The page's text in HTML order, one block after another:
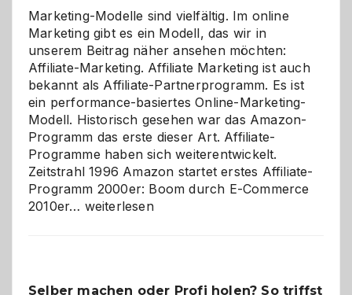
Marketing-Modelle sind vielfältig. Im online
Marketing gibt es ein Modell, das wir in
unserem Beitrag näher ansehen möchten:
Affiliate-Marketing. Affiliate Marketing ist auch
bekannt als Affiliate-Partnerprogramm. Es ist
ein performance-basiertes Online-Marketing-
Modell. Historisch gesehen war das Amazon-
Programm das erste dieser Art. Affiliate-
Programme haben sich weiterentwickelt.
Zeitstrahl 1996 Amazon startet erstes Affiliate-
Programm 2000er: Boom durch E-Commerce
2010er… Affiliate-
weiterlesen
Selber machen oder Profi holen? So triffst